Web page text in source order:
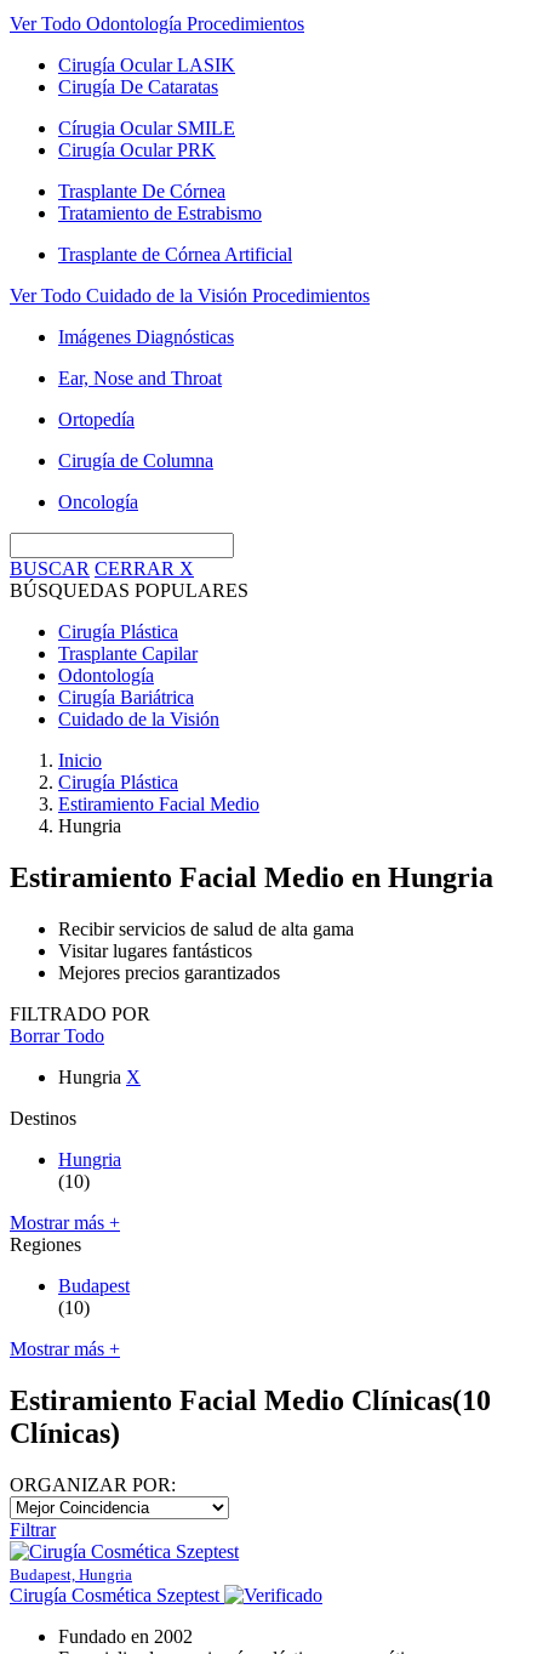
Ver Todo Odontología Procedimientos
Cirugía Ocular LASIK
Cirugía De Cataratas
Círugia Ocular SMILE
Cirugía Ocular PRK
Trasplante De Córnea
Tratamiento de Estrabismo
Trasplante de Córnea Artificial
Ver Todo Cuidado de la Visión Procedimientos
Imágenes Diagnósticas
Ear, Nose and Throat
Ortopedía
Cirugía de Columna
Oncología
BUSCAR CERRAR X
BÚSQUEDAS POPULARES
Cirugía Plástica
Trasplante Capilar
Odontología
Cirugía Bariátrica
Cuidado de la Visión
Inicio
Cirugía Plástica
Estiramiento Facial Medio
Hungria
Estiramiento Facial Medio en Hungria
Recibir servicios de salud de alta gama
Visitar lugares fantásticos
Mejores precios garantizados
FILTRADO POR
Borrar Todo
Hungria X
Destinos
Hungria
(10)
Mostrar más +
Regiones
Budapest
(10)
Mostrar más +
Estiramiento Facial Medio Clínicas(10
Clínicas)
ORGANIZAR POR:
Filtrar
Budapest, Hungria
Cirugía Cosmética Szeptest
Fundado en 2002